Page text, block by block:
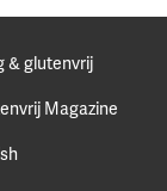
& glutenvrij
Magazine